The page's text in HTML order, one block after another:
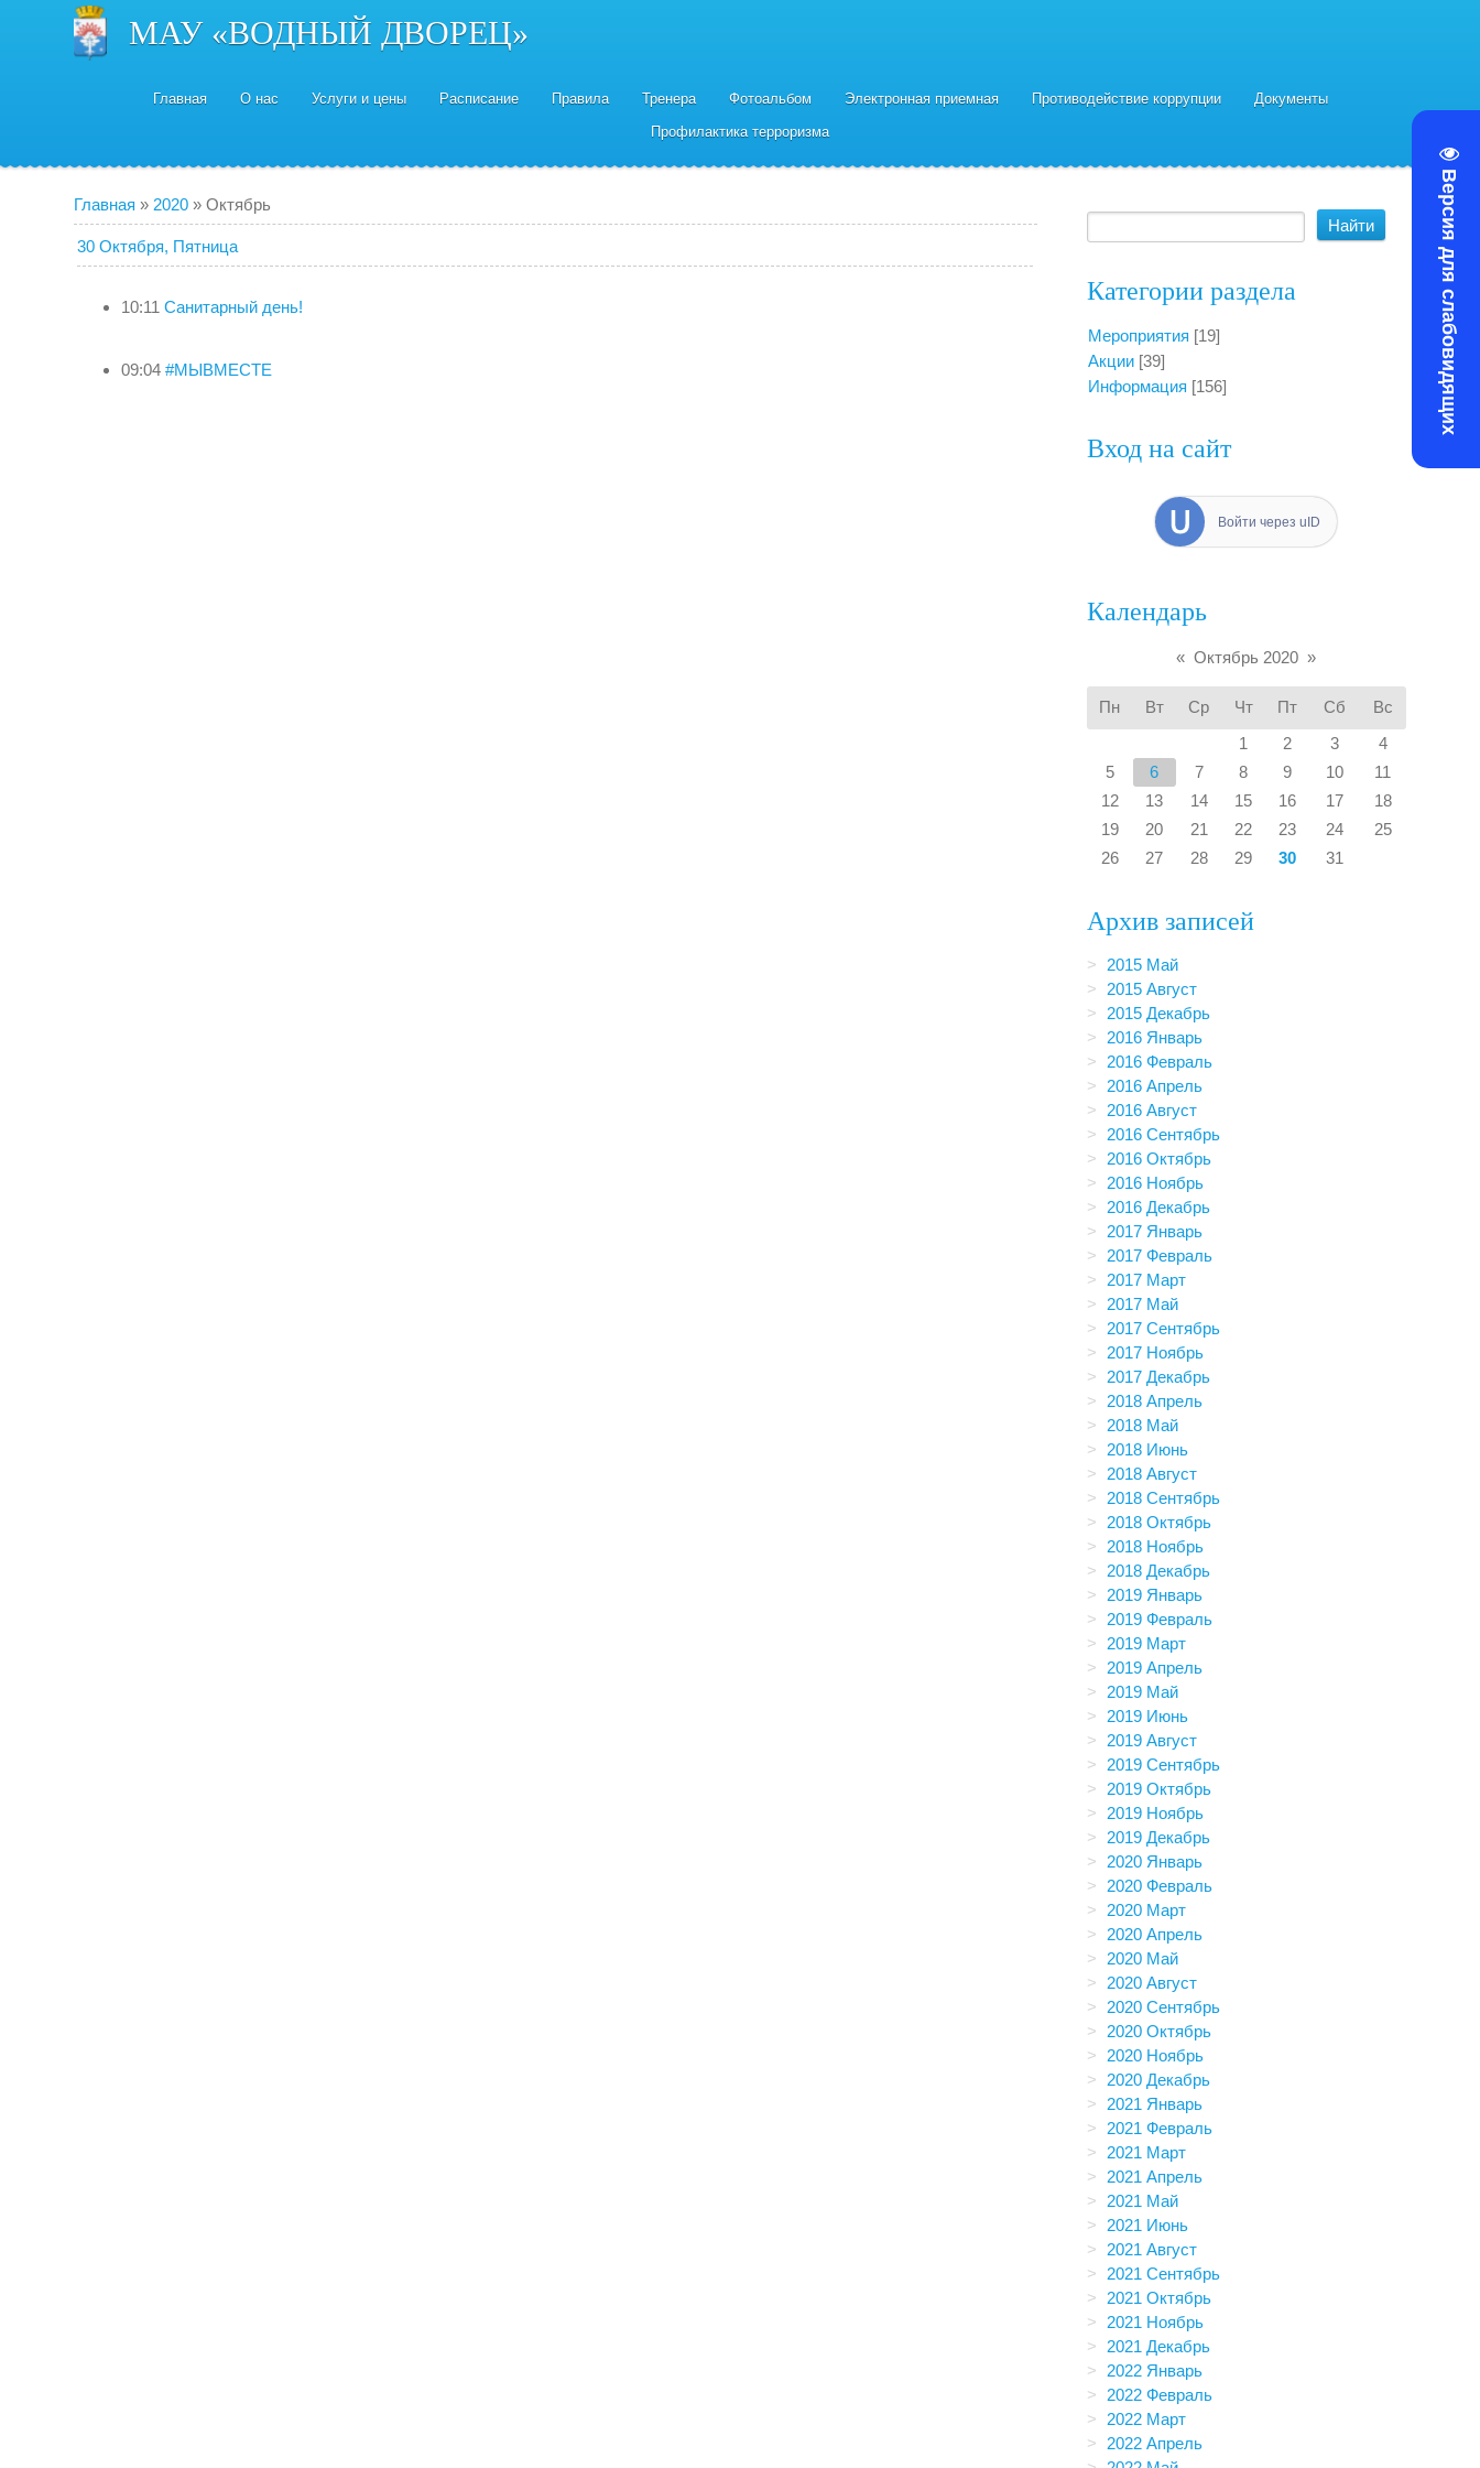
Версия для слабовидящих
МАУ «ВОДНЫЙ ДВОРЕЦ»
Главная О нас Услуги и цены Расписание Правила Тренера Фотоальбом Электронная приемная Противодействие коррупции
Документы
Профилактика терроризма
Главная » 2020 » Октябрь
30 Октября, Пятница
10:11 Санитарный день!
09:04 #МЫВМЕСТЕ
Категории раздела
Мероприятия [19]
Акции [39]
Информация [156]
Вход на сайт
Войти через uID
Календарь
« Октябрь 2020 »
Пн Вт Ср Чт Пт Сб
Вс
1
2 3
4
5
6 7 8 9 10
11
12
13 14 15 16 17
18
19
20 21 22 23 24
25
26
27 28 29 30 31
Архив записей
2015 Май
2015 Август
2015 Декабрь
2016 Январь
2016 Февраль
2016 Апрель
2016 Август
2016 Сентябрь
2016 Октябрь
2016 Ноябрь
2016 Декабрь
2017 Январь
2017 Февраль
2017 Март
2017 Май
2017 Сентябрь
2017 Ноябрь
2017 Декабрь
2018 Апрель
2018 Май
2018 Июнь
2018 Август
2018 Сентябрь
2018 Октябрь
2018 Ноябрь
2018 Декабрь
2019 Январь
2019 Февраль
2019 Март
2019 Апрель
2019 Май
2019 Июнь
2019 Август
2019 Сентябрь
2019 Октябрь
2019 Ноябрь
2019 Декабрь
2020 Январь
2020 Февраль
2020 Март
2020 Апрель
2020 Май
2020 Август
2020 Сентябрь
2020 Октябрь
2020 Ноябрь
2020 Декабрь
2021 Январь
2021 Февраль
2021 Март
2021 Апрель
2021 Май
2021 Июнь
2021 Август
2021 Сентябрь
2021 Октябрь
2021 Ноябрь
2021 Декабрь
2022 Январь
2022 Февраль
2022 Март
2022 Апрель